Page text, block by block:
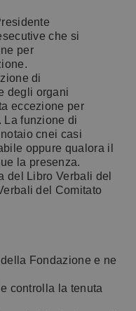
che si
per
di
degli organi
eccezione per
La funzione di
cnei casi
oppure qualora il
la presenza.
del Libro Verbali del
del Comitato
Fondazione e ne
controlla la tenuta